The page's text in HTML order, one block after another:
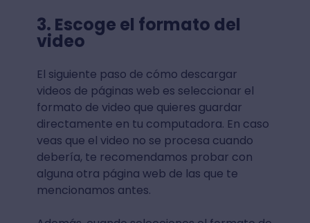
3. Escoge el formato del
video
El siguiente paso de cómo descargar
videos de páginas web es seleccionar el
formato de video que quieres guardar
directamente en tu computadora. En caso
veas que el video no se procesa cuando
debería, te recomendamos probar con
alguna otra página web de las que te
mencionamos antes.